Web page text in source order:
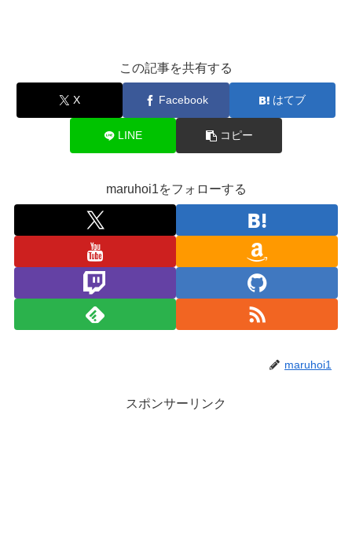
この記事を共有する
X Facebook はてブ
LINE コピー
maruhoi1をフォローする
maruhoi1
スポンサーリンク